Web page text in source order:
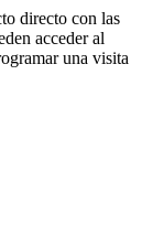
directo con las
acceder al
una visita